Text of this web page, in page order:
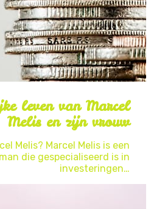
leven van Marcel
Melis en zijn vrouw
Melis? Marcel Melis is een
die gespecialiseerd is in
investeringen…